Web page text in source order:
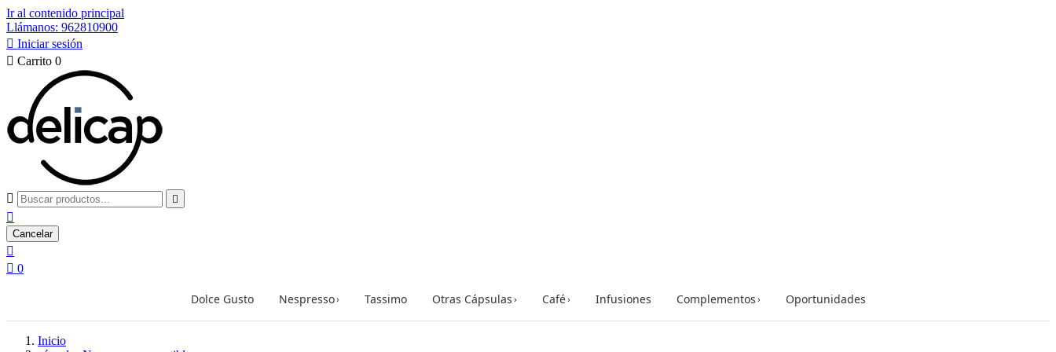
Ir al contenido principal
Llámanos: 962810900
 Iniciar sesión
 Carrito 0
 

Cancelar

 0
Dolce Gusto Nespresso› Tassimo Otras Cápsulas› Café› Infusiones Complementos› Oportunidades
Inicio